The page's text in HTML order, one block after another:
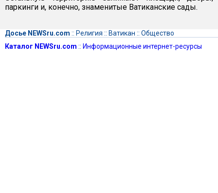
паркинги и, конечно, знаменитые Ватиканские сады.
Досье NEWSru.com :: Религия :: Ватикан :: Общество
Каталог NEWSru.com :: Информационные интернет-ресурсы